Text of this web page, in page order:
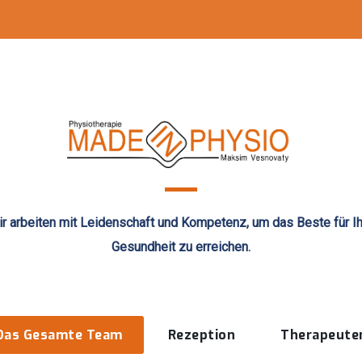
arbeiten mit Leidenschaft und Kompetenz, um das Beste für
Gesundheit zu erreichen.
Gesamte Team Rezeption